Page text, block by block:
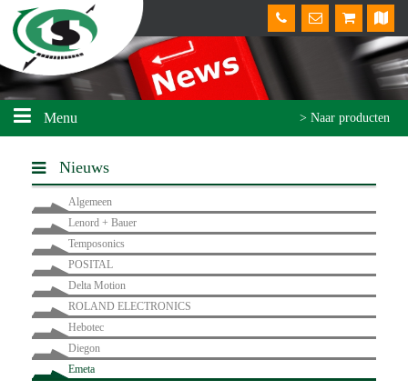
> Naar producten
Menu
Nieuws
Algemeen
Lenord + Bauer
Temposonics
POSITAL
Delta Motion
ROLAND ELECTRONICS
Hebotec
Diegon
Emeta